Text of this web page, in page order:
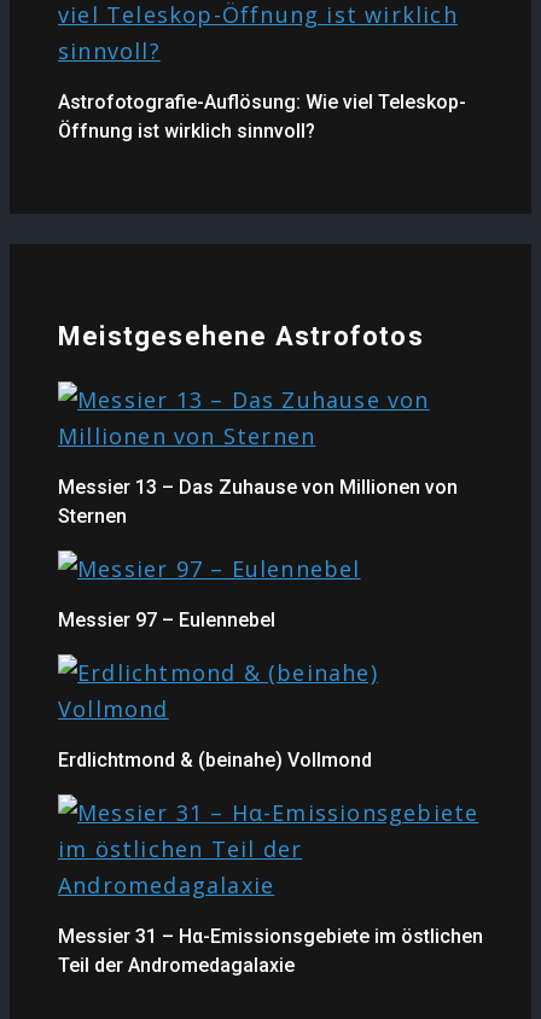
Astrofotografie-Auflösung: Wie viel Teleskop-
Öffnung ist wirklich sinnvoll?
Meistgesehene Astrofotos
Messier 13 – Das Zuhause von Millionen von
Sternen
Messier 97 – Eulennebel
Erdlichtmond & (beinahe) Vollmond
Messier 31 – Hα-Emissionsgebiete im östlichen
Teil der Andromedagalaxie